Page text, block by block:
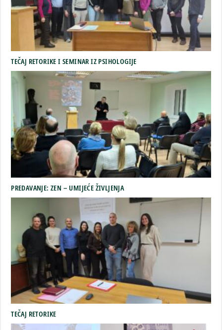
TEČAJ RETORIKE I SEMINAR IZ PSIHOLOGIJE
PREDAVANJE: ZEN – UMIJEĆE ŽIVLJENJA
TEČAJ RETORIKE